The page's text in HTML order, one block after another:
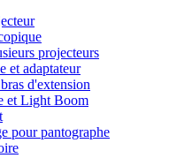
projecteurs
et adaptateur
d'extension
et Light Boom
pour pantographe